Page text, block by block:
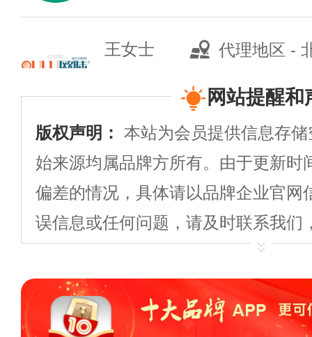
SHANGGAO
预算参考：￥
品牌电话：
地宝防滑
预算参考：￥
招商电话：
灏元体育
王女士 代理地区 -
王女士 代理地区 -
想了解安心地板品牌资
黄先生 代理地区 -
网站提醒和
版权声明： 本站为会员提供信息存
始来源均属品牌方所有。由于更新时
偏差的情况，具体请以品牌企业官网
误信息或任何问题，请及时联系我们
纠错>>
温馨提示：
投资有风险，建议您在
察，降低投资风险。您在代理/投资